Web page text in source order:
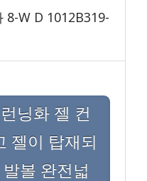
8-W D 1012B319-
닝화 젤 컨
젤이 탑재되
볼 완전넓